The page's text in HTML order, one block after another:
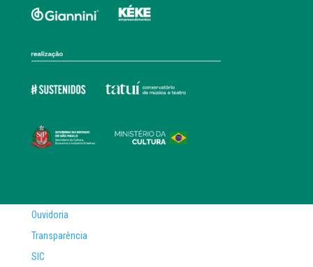
Ouvidoria
Transparência
SIC